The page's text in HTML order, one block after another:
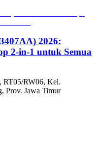
2026:
2-in-1 untuk Semua
RT05/RW06, Kel.
Prov. Jawa Timur